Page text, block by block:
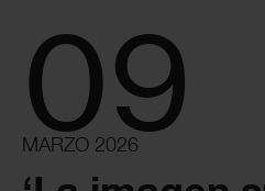
09
MARZO 2026